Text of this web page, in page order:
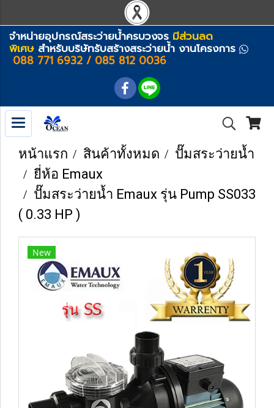
จำหน่ายอุปกรณ์สระว่ายน้ำครบวงจร มีส่วนลด
พิเศษ สำหรับบริษัทรับสร้างสระว่ายน้ำ งานโครงการ
088 771 6932 / 085 812 0036
หน้าแรก สินค้าทั้งหมด
ปั๊มสระว่ายน้ำ
ยี่ห้อ Emaux
ปั๊มสระว่ายน้ำ Emaux รุ่น Pump SS033
( 0.33 HP )
New